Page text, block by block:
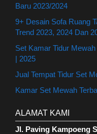
Baru 2023/2024
9+ Desain Sofa Ruang
Trend 2023, 2024 Dan
Set Kamar Tidur
| 2025
Jual Tempat Tidur Set
Kamar Set Mewah
ALAMAT KAMI
Jl. Paving Kampoeng